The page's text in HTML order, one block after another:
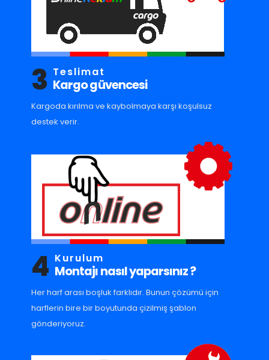
3 Teslimat
Kargo güvencesi
Kargoda kırılma ve kaybolmaya karşı koşulsuz
destek verir.
4 Kurulum
Montajı nasıl yaparsınız ?
Her harf arası boşluk farklıdır. Bunun çözümü için
harflerin bire bir boyutunda çizilmiş şablon
gönderiyoruz.